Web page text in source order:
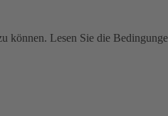
können. Lesen Sie die